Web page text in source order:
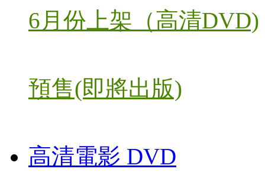
6月份上架（高清DVD)
預售(即將出版)
高清電影 DVD